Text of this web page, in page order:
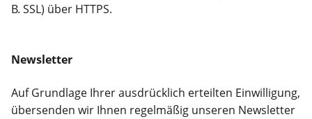
B. SSL) über HTTPS.
Newsletter
Auf Grundlage Ihrer ausdrücklich erteilten Einwilligung,
übersenden wir Ihnen regelmäßig unseren Newsletter